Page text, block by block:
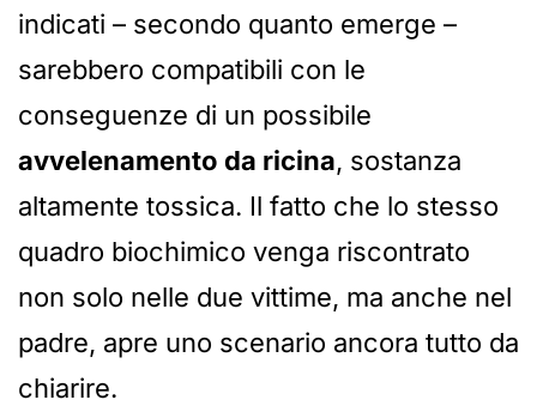
indicati – secondo quanto emerge –
sarebbero compatibili con le
conseguenze di un possibile
avvelenamento da ricina, sostanza
altamente tossica. Il fatto che lo stesso
quadro biochimico venga riscontrato
non solo nelle due vittime, ma anche nel
padre, apre uno scenario ancora tutto da
chiarire.